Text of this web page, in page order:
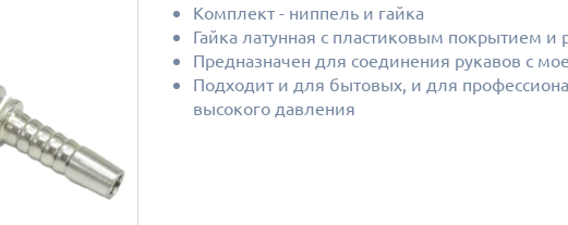
Комплект - ниппель и гайка
Гайка латунная с пластиковым покрытием и
Предназначен для соединения рукавов с
Подходит и для бытовых, и для
высокого давления